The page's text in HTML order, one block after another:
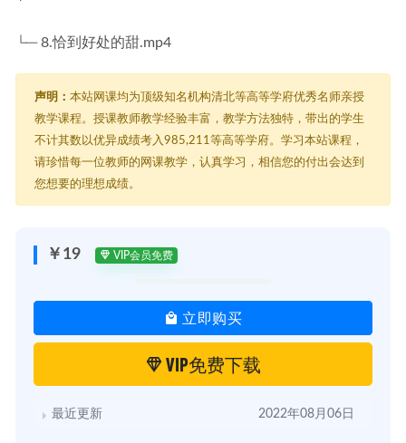
└─ 8.恰到好处的甜.mp4
声明： 本站网课均为顶级知名机构清北等高等学府优秀名师亲授
教学课程。授课教师教学经验丰富，教学方法独特，带出的学生
不计其数以优异成绩考入985,211等高等学府。学习本站课程，
请珍惜每一位教师的网课教学，认真学习，相信您的付出会达到
您想要的理想成绩。
￥19 VIP会员免费
立即购买
VIP免费下载
最近更新 2022年08月06日